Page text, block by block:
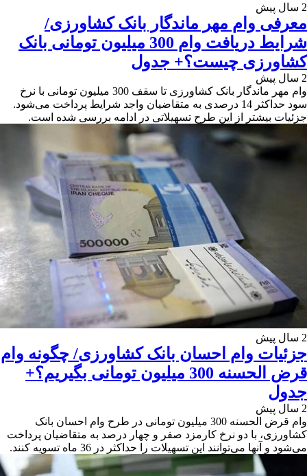
2 سال پیش
معرفی وام مهر ماندگار بانک کشاورزی/
شرایط دریافت وام 300 میلیون تومانی بانک
کشاورزی چیست؟+ جدول
2 سال پیش
وام مهر ماندگار بانک کشاورزی تا سقف 300 میلیون تومانی با نرخ
سود حداکثر 14 درصدی به متقاضیان واجد شرایط پرداخت می‌شود.
جزئیات بیشتر از این طرح تسهیلاتی در ادامه بررسی شده است.
2 سال پیش
جزئیات وام احسان بانک کشاورزی/ چگونه وام
قرض الحسنه 300 میلیون تومانی بگیریم؟+
جدول
2 سال پیش
وام قرض الحسنه 300 میلیون تومانی در طرح وام احسان بانک
کشاورزی، با دو نرخ کارمزد صفر و چهار درصد به متقاضیان پرداخت
می‌شود و آنها می‌توانند این تسهیلات را حداکثر در 36 ماه تسویه کنند.